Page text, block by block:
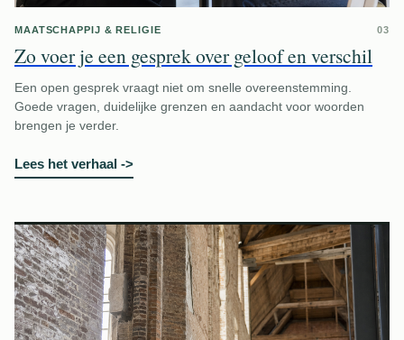
MAATSCHAPPIJ & RELIGIE 03
Zo voer je een gesprek over geloof en verschil
Een open gesprek vraagt niet om snelle overeenstemming.
Goede vragen, duidelijke grenzen en aandacht voor woorden
brengen je verder.
Lees het verhaal ->